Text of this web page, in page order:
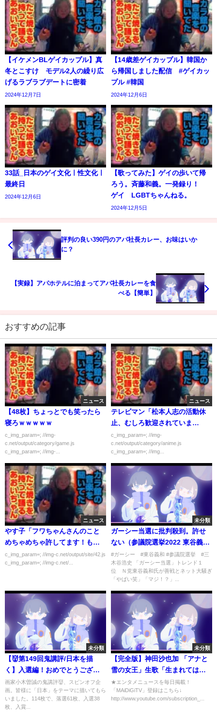
【イケメンBLゲイカップル】真
冬とこすけ モデル2人の繰り広
げるラブラブデートに密着
2024年12月7日
【14歳差ゲイカップル】韓国か
ら帰国しました配信 #ゲイカッ
プル #韓国
2024年12月6日
33話_日本のゲイ文化ㅣ性文化ㅣ
最終日
2024年12月6日
【歌ってみた】ゲイの歩いて帰
ろう。斉藤和義。一発録り！
ゲイ LGBTちゃんねる。
2024年12月5日
評判の良い390円のアパ社長カレー、お味はいか
に？
【実録】アパホテルに泊まってアパ社長カレーを食
べる【簡単】
おすすめの記事
ニュース
【48枚】ちょっとでも笑ったら
寝ろｗｗｗｗｗ
c_img_param=; //img-
c.net/output/category/game.js
c_img_param=; //img-...
ニュース
テレビマン「松本人志の活動休
止、むしろ歓迎されていま
す……」
c_img_param=; //img-
c.net/output/category/anime.js
c_img_param=; //img...
ニュース
やす子「フワちゃんさんのこと
めちゃめちゃ許してます！もう
終わりましょう！」
c_img_param=; //img-c.net/output/site/42.js
c_img_param=; //img-c.net/...
未分類
ガーシー当選に批判殺到。許せ
ない（参議院選挙2022 東谷義
和 NHK党 三木谷社長 楽
天 立花孝心 切抜き）
#ガーシー #東谷義和 #参議院選挙 #三
木谷浩史 「ガーシー当選」トレンド１
位 Ｎ党東谷義和氏が善戦とネット大騒ぎ
「やばい笑」「マジ！？」...
未分類
【👹第149回鬼講評/日本を描
く】入選編！おめでとうござい
ます㊗️次は是非入賞を！38名！
画家小木曽誠の鬼講評👹、スピンオフ企
画。皆様に「日本」をテーマに描いてもら
いました。114枚で、落選61枚、入選38
枚、入賞...
未分類
【完全版】神田沙也加 「アナと
雪の女王」生歌「生まれてはじ
めて」を熱唱！ #Frozen
#Walt Disney animation
★エンタメニュースを毎日掲載！
「MAiDiGiTV」登録はこちら↓
http://www.youtube.com/subscription_...